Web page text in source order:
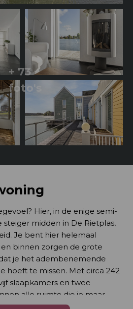
+ 73
foto's
Hier, in de enige semi-
steiger midden in De Rietplas,
Je bent hier helemaal
binnen zorgen de grote
je het adembenemende
hoeft te missen. Met circa 242
slaapkamers en twee
alle ruimte die je maar
Daar liggen diverse